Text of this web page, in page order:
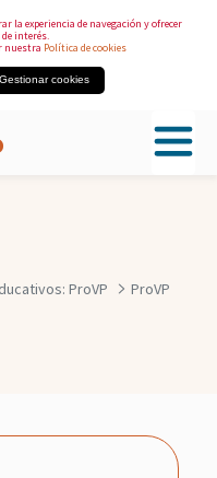
la experiencia de navegación y ofrecer
interés.
nuestra Política de cookies
Gestionar cookies
ProVP ProVP